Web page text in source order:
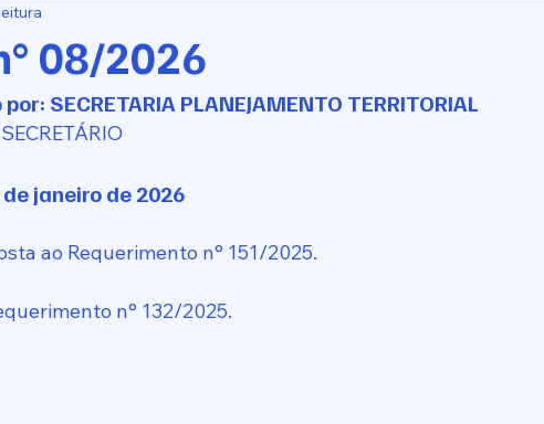
08/2026
SECRETARIA PLANEJAMENTO TERRITORIAL
janeiro de 2026
ao Requerimento n° 151/2025.
n° 132/2025.